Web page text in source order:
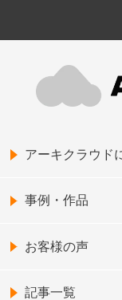
アーキクラウド
事例・作品
お客様の声
記事一覧